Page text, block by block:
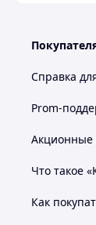
Справка
Prom-
Акционные
Что такое
Как